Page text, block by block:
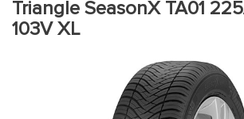
Triangle SeasonX TA01
103V XL